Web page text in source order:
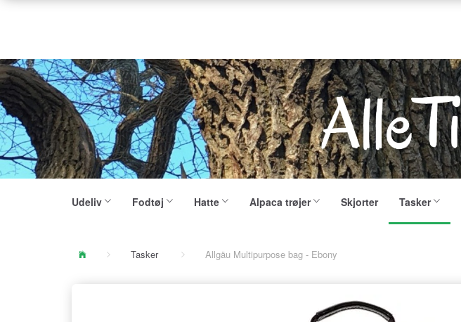
Udeliv Fodtøj Hatte Alpaca trøjer Skjorter Tasker
Tasker Allgäu Multipurpose bag - Ebony